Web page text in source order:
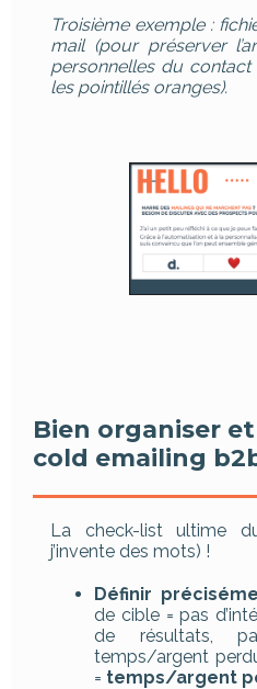
Troisième exemple :
mail (pour préserver
personnelles du
les pointillés oranges).
Bien organiser
cold emailing
La check-list ultime
j’invente des mots) !
Définir
de cible = pas
de résultats,
temps/argent
= temps/argent